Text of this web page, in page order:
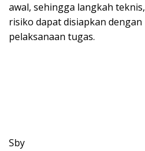
awal, sehingga langkah
risiko dapat disiapkan
pelaksanaan tugas.
Sby